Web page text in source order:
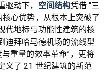
动下， 空间结构凭借 “三
心优势，从根本上突破了
代地标与功能性建筑的核
迪拜哈马德机场的流线型
重量的效率革命”，更将
义了 21 世纪建筑的新范